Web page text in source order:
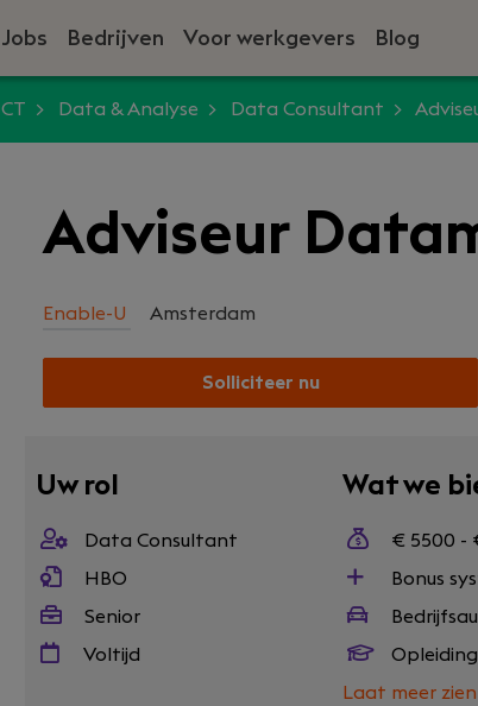
Jobs Bedrijven Voor werkgevers Blog
ICT Data & Analyse Data Consultant
Adviseur
Enable-U Amsterdam
Solliciteer nu
Uw rol
Data Consultant
HBO
Senior
Voltijd
Wat we
€ 5500 -
Bonus
Laat meer zien